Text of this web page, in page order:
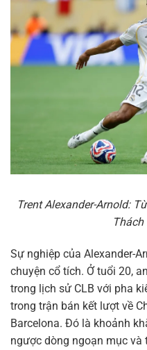
Trent Alexander-Arnold:
Thách
Sự nghiệp của Alexander-
chuyện cổ tích. Ở tuổi 20,
trong lịch sử CLB với pha
trong trận bán kết lượt về
Barcelona. Đó là khoảnh
ngược dòng ngoạn mục và